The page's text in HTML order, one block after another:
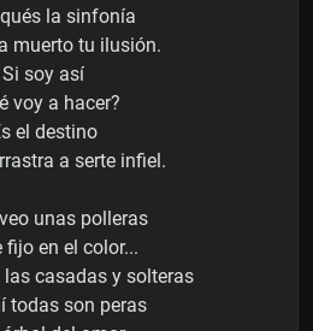
la sinfonía
muerto tu ilusión.
Si soy así
voy a hacer?
el destino
a serte infiel.
unas polleras
fijo en el color...
casadas y solteras
todas son peras